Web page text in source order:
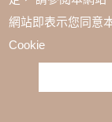
網站即表示您同意
Cookie